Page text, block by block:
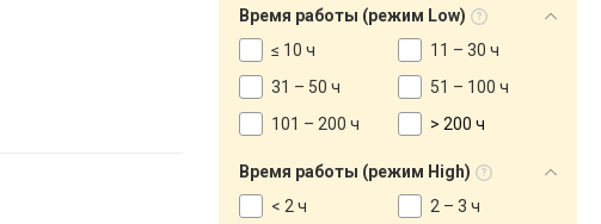
Время работы (режим Low)
≤ 10 ч
11 – 30 ч
31 – 50 ч
51 – 100 ч
101 – 200 ч
> 200 ч
Время работы (режим High)
< 2 ч
2 – 3 ч